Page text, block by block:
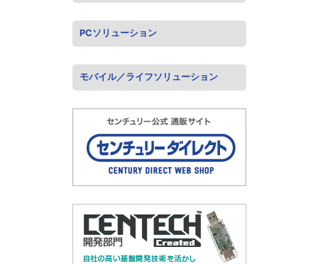
PCソリューション
モバイル／ライフソリューション